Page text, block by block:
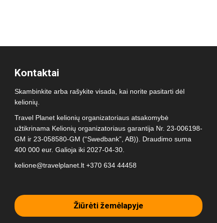
Kontaktai
Skambinkite arba rašykite visada, kai norite pasitarti dėl
kelionių.
Travel Planet kelionių organizatoriaus atsakomybė
užtikrinama Kelionių organizatoriaus garantija Nr. 23-006198-
GM ir 23-058580-GM (“Swedbank”, AB)). Draudimo suma
400 000 eur. Galioja iki 2027-04-30.
kelione@travelplanet.lt +370 634 44458
Žiūrėti žemėlapyje